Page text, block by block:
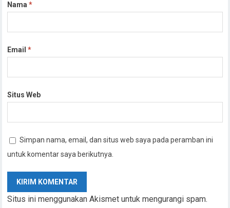
Nama*
Email*
Situs Web
Simpan nama, email, dan situs web saya pada peramban ini
untuk komentar saya berikutnya.
Situs ini menggunakan Akismet untuk mengurangi spam.